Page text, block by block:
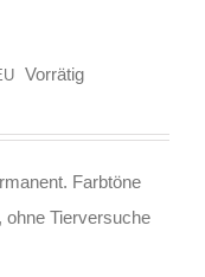
Vorrätig
Farbtöne
ohne Tierversuche